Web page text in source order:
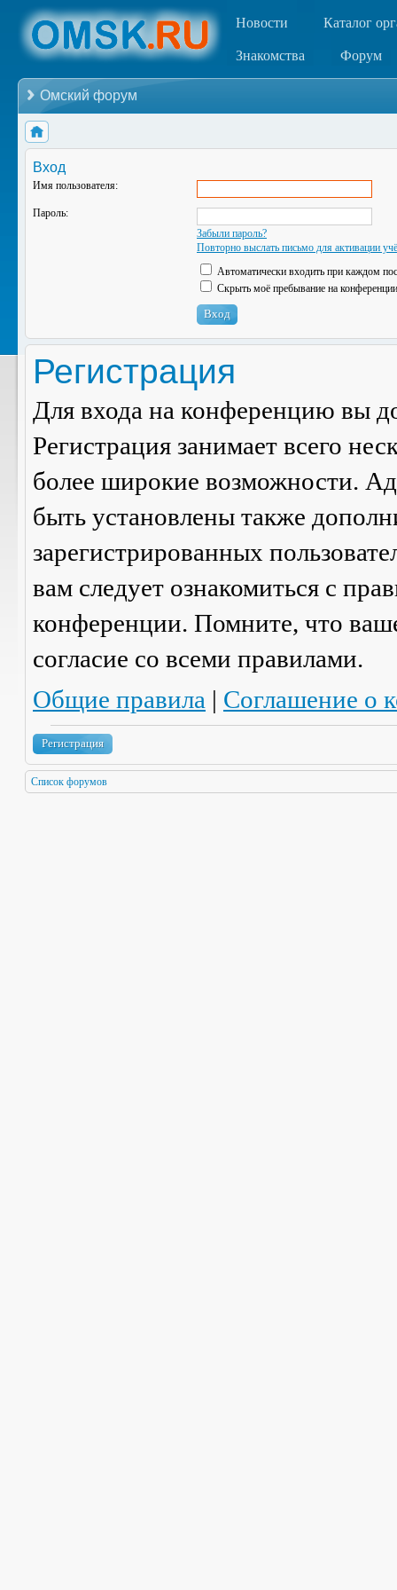
Новости Каталог
Знакомства Форум
Омский форум
Вход
Имя пользователя:
Пароль:
Забыли пароль?
Повторно выслать письмо для активации
Автоматически входить при каждом
Скрыть моё пребывание на
Регистрация
Для входа на конференцию вы
Регистрация занимает всего
более широкие возможности.
быть установлены также
зарегистрированных
вам следует ознакомиться с
конференции. Помните, что
согласие со всеми правилами.
Общие правила | Соглашение о
Регистрация
Список форумов